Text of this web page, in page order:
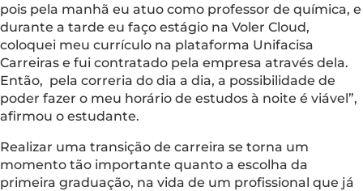
pois pela manhã eu atuo como professor de química, e
durante a tarde eu faço estágio na Voler Cloud,
coloquei meu currículo na plataforma Unifacisa
Carreiras e fui contratado pela empresa através dela.
Então, pela correria do dia a dia, a possibilidade de
poder fazer o meu horário de estudos à noite é viável”,
afirmou o estudante.
Realizar uma transição de carreira se torna um
momento tão importante quanto a escolha da
primeira graduação, na vida de um profissional que já